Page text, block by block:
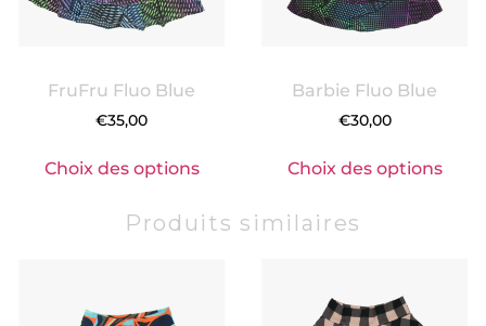
FruFru Fluo Blue
€35,00
Choix des options
Barbie Fluo Blue
€30,00
Choix des options
Produits similaires